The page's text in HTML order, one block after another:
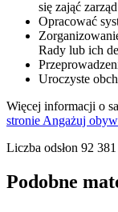
się zająć
Opracować
Rady lub ich
Uroczyste
Więcej informacji o
stronie Angażuj
Liczba odsłon 92 381
Podobne